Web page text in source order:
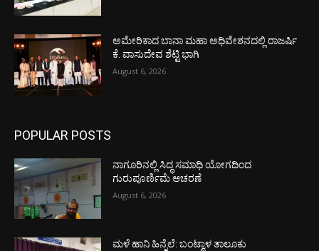
ಅಮೇರಿಕಾದ ಬಾನಾ ಮಹಾ ಅಧಿವೇಶನದಲ್ಲಿ ರಾಜರ್ಷಿ
ಕೆ. ವಾಸುದೇವ ಶೆಟ್ಟಿ ಭಾಗಿ
August 6, 2026
POPULAR POSTS
ನಾಗೂರಿನಲ್ಲಿ ಸಿದ್ಧ ಸಮಾಧಿ ಯೋಗದಿಂದ
ಗುರುಪೂರ್ಣಿಮೆ ಆಚರಣೆ
August 6, 2026
ಮಳೆ ಹಾನಿ ಹಿನ್ನೆಲೆ: ಬಂಟ್ವಾಳ ತಾಲೂಕು